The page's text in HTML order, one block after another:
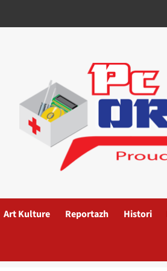
Art Kulture Reportazh Histori